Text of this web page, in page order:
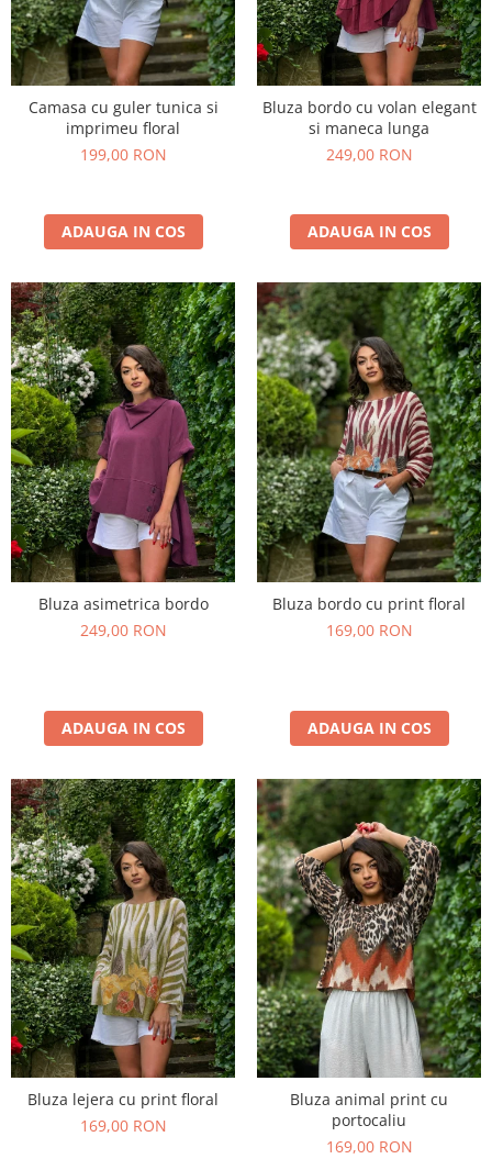
Camasa cu guler tunica si
imprimeu floral
199,00 RON
ADAUGA IN COS
Bluza bordo cu volan elegant
si maneca lunga
249,00 RON
ADAUGA IN COS
Bluza asimetrica bordo
249,00 RON
ADAUGA IN COS
Bluza bordo cu print floral
169,00 RON
ADAUGA IN COS
Bluza lejera cu print floral
169,00 RON
Bluza animal print cu
portocaliu
169,00 RON